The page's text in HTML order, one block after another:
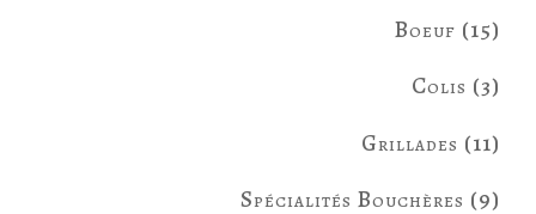
Boeuf 1515
Colis 33
Grillades 1111
Spécialités Bouchères 99